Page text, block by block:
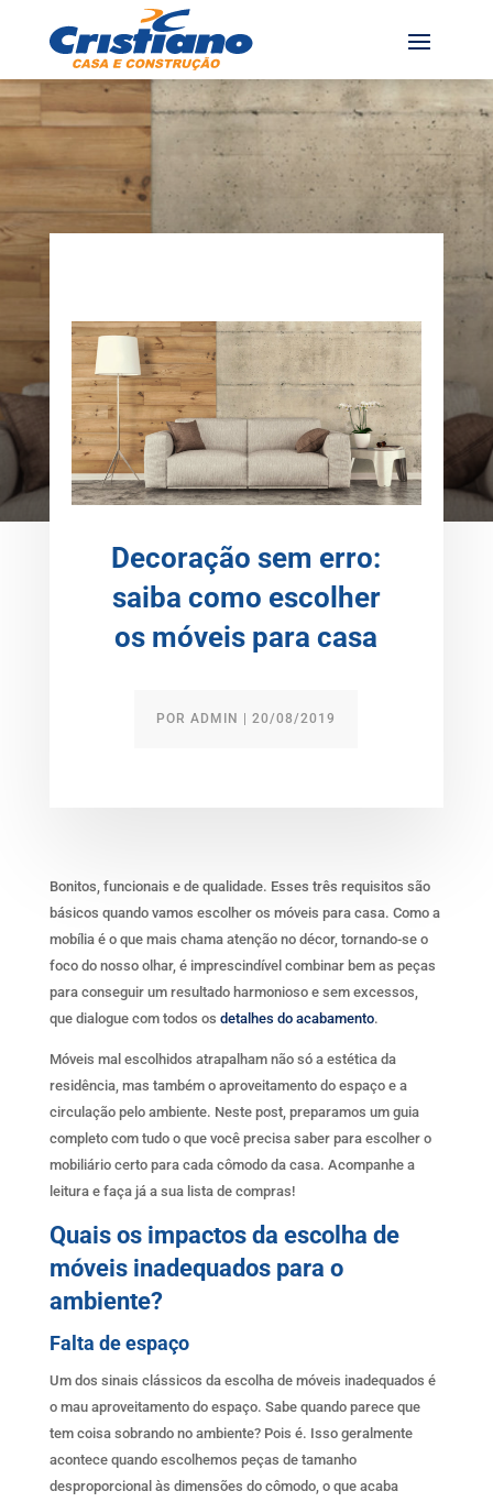
Decoração sem erro:
saiba como escolher
os móveis para casa
PORADMIN |20/08/2019
Bonitos, funcionais e de qualidade. Esses três requisitos são
básicos quando vamos escolher os móveis para casa. Como a
mobília é o que mais chama atenção no décor, tornando-se o
foco do nosso olhar, é imprescindível combinar bem as peças
para conseguir um resultado harmonioso e sem excessos,
que dialogue com todos os detalhes do acabamento.
Móveis mal escolhidos atrapalham não só a estética da
residência, mas também o aproveitamento do espaço e a
circulação pelo ambiente. Neste post, preparamos um guia
completo com tudo o que você precisa saber para escolher o
mobiliário certo para cada cômodo da casa. Acompanhe a
leitura e faça já a sua lista de compras!
Quais os impactos da escolha de
móveis inadequados para o
ambiente?
Falta de espaço
Um dos sinais clássicos da escolha de móveis inadequados é
o mau aproveitamento do espaço. Sabe quando parece que
tem coisa sobrando no ambiente? Pois é. Isso geralmente
acontece quando escolhemos peças de tamanho
desproporcional às dimensões do cômodo, o que acaba